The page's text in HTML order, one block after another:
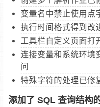
变量名中禁止使用点
执行时间格式得到改
工具栏自定义页面打
连接变量和系统环境
问
特殊字符的处理已修
添加了 SQL 查询结构